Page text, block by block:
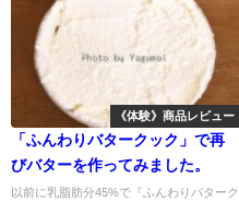
《体験》商品レビュー
「ふんわりバタークック」で再
びバターを作ってみました。
以前に乳脂肪分45%で『ふんわりバターク